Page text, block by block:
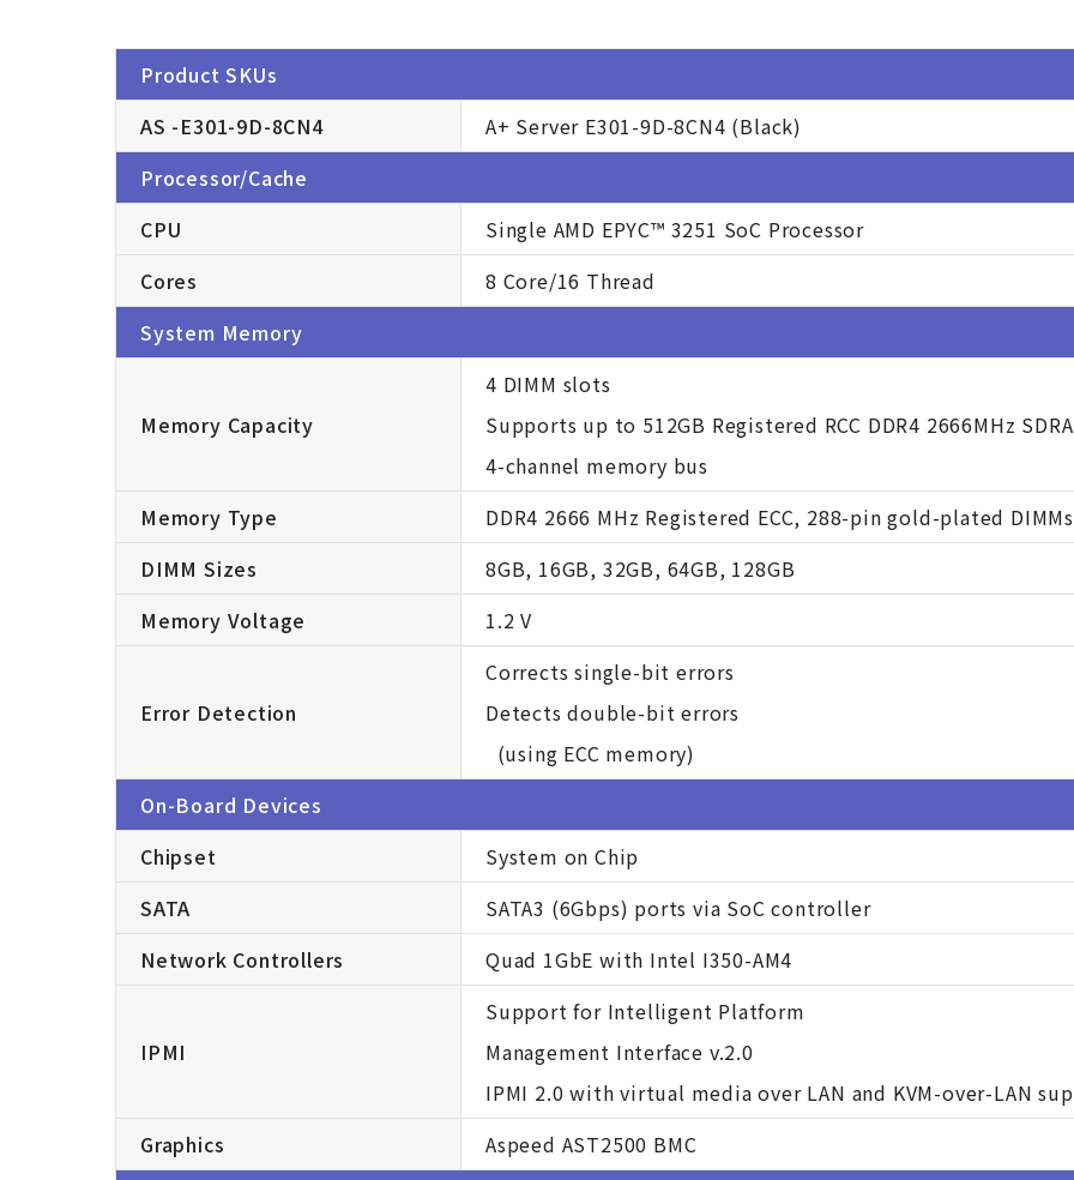
Product SKUs
AS -E301-9D-8CN4
A+ Server E301-9D-8CN4 (Black)
Processor/Cache
CPU
Single AMD EPYC™ 3251 SoC Processor
Cores
8 Core/16 Thread
System Memory
Memory Capacity
4 DIMM slots
Supports up to 512GB Registered RCC DDR4 2666MHz
4-channel memory bus
Memory Type
DDR4 2666 MHz Registered ECC, 288-pin gold-plated DIMMs
DIMM Sizes
8GB, 16GB, 32GB, 64GB, 128GB
Memory Voltage
1.2 V
Error Detection
Corrects single-bit errors
Detects double-bit errors
(using ECC memory)
On-Board Devices
Chipset
System on Chip
SATA
SATA3 (6Gbps) ports via SoC controller
Network Controllers
Quad 1GbE with Intel I350-AM4
IPMI
Support for Intelligent Platform
Management Interface v.2.0
IPMI 2.0 with virtual media over LAN and KVM-over-LAN
Graphics
Aspeed AST2500 BMC